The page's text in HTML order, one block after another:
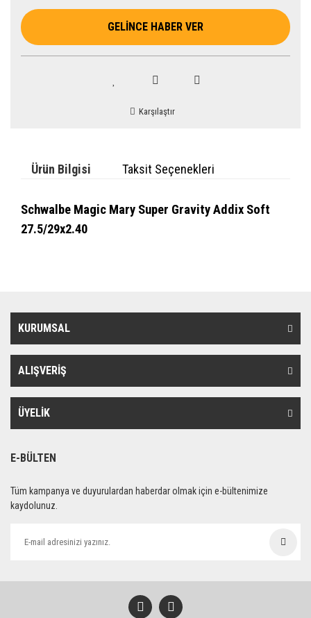
GELİNCE HABER VER
Karşılaştır
Ürün Bilgisi Taksit Seçenekleri
Schwalbe Magic Mary Super Gravity Addix Soft
27.5/29x2.40
KURUMSAL
ALIŞVERİŞ
ÜYELİK
E-BÜLTEN
Tüm kampanya ve duyurulardan haberdar olmak için e-bültenimize
kaydolunuz.